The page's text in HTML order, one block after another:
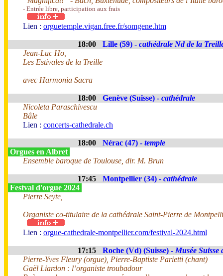
- Entrée libre, participation aux frais
Lien : orguetemple.vigan.free.fr/somgene.htm
18:00 Lille (59) - cathédrale Nd de la
Jean-Luc Ho,
Les Estivales de la Treille
avec Harmonia Sacra
18:00 Genève (Suisse) - cathédrale
Nicoleta Paraschivescu
Bâle
Lien : concerts-cathedrale.ch
18:00 Nérac (47) - temple
Orgues en Albret
Ensemble baroque de Toulouse, dir. M. Brun
17:45 Montpellier (34) - cathédrale
Festval d'orgue 2024
Pierre Seyte,
Organiste co-titulaire de la cathédrale Saint-Pierre de
Lien : orgue-cathedrale-montpellier.com/festival-2024.html
17:15 Roche (Vd) (Suisse) - Musée Suisse
Pierre-Yves Fleury (orgue), Pierre-Baptiste Parietti (chant)
Gaël Liardon : l’organiste troubadour